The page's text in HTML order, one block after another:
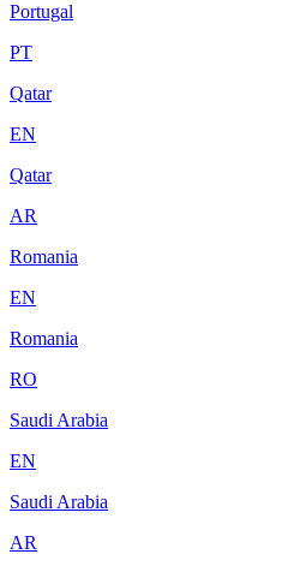
Portugal
PT
Qatar
EN
Qatar
AR
Romania
EN
Romania
RO
Saudi Arabia
EN
Saudi Arabia
AR